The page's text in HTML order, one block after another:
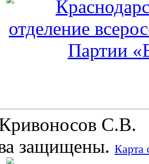
С.В.
защищены. Карта